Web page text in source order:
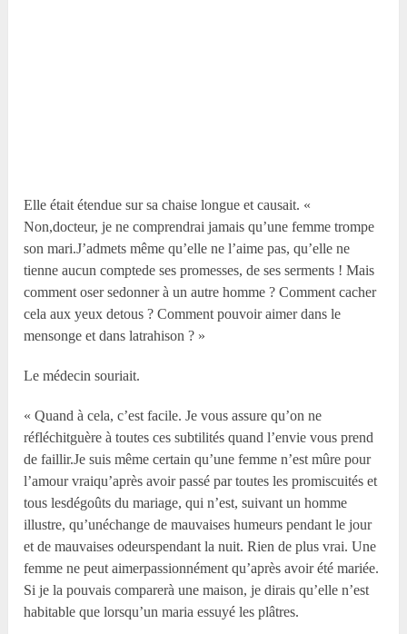
Elle était étendue sur sa chaise longue et causait. «
Non,docteur, je ne comprendrai jamais qu’une femme trompe
son mari.J’admets même qu’elle ne l’aime pas, qu’elle ne
tienne aucun comptede ses promesses, de ses serments ! Mais
comment oser sedonner à un autre homme ? Comment cacher
cela aux yeux detous ? Comment pouvoir aimer dans le
mensonge et dans latrahison ? »
Le médecin souriait.
« Quand à cela, c’est facile. Je vous assure qu’on ne
réfléchitguère à toutes ces subtilités quand l’envie vous prend
de faillir.Je suis même certain qu’une femme n’est mûre pour
l’amour vraiqu’après avoir passé par toutes les promiscuités et
tous lesdégoûts du mariage, qui n’est, suivant un homme
illustre, qu’unéchange de mauvaises humeurs pendant le jour
et de mauvaises odeurspendant la nuit. Rien de plus vrai. Une
femme ne peut aimerpassionnément qu’après avoir été mariée.
Si je la pouvais comparerà une maison, je dirais qu’elle n’est
habitable que lorsqu’un maria essuyé les plâtres.